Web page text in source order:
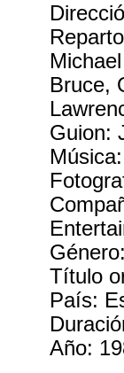
Bruce,
Guion:
Título
País:
Año: